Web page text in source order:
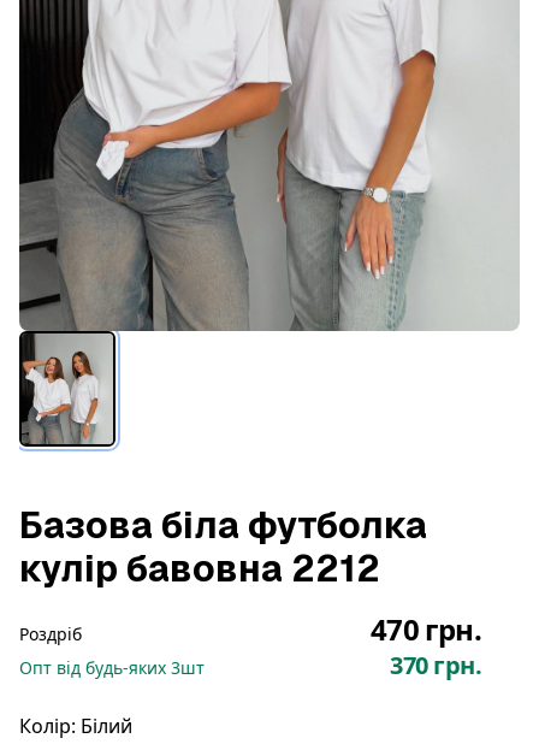
Базова біла футболка
кулір бавовна 2212
Роздріб 470 грн.
Опт від будь-яких 3шт 370 грн.
Колір: Білий